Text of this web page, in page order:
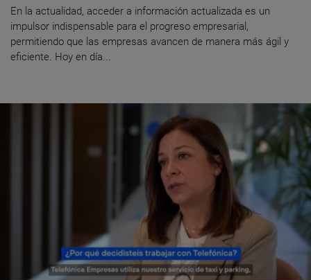
En la actualidad, acceder a información actualizada es un
impulsor indispensable para el progreso empresarial,
permitiendo que las empresas avancen de manera más ágil y
eficiente. Hoy en día...